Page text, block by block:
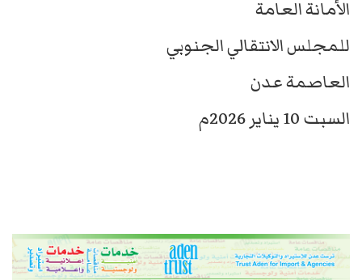
الأمانة العامة
للمجلس الانتقالي الجنوبي
العاصمة عدن
السبت 10 يناير 2026م